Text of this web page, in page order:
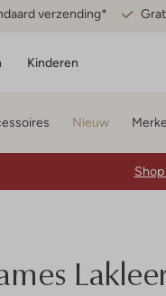
verzending*
Kinderen
Nieuw